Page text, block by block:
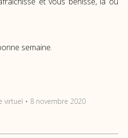
semaine.
virtuel 8 novembre 2020